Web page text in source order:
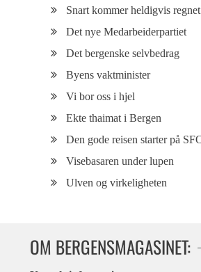
Snart kommer heldigvis regnet
Det nye Medarbeiderpartiet
Det bergenske selvbedrag
Byens vaktminister
Vi bor oss i hjel
Ekte thaimat i Bergen
Den gode reisen starter på
Visebasaren under lupen
Ulven og virkeligheten
OM BERGENSMAGASINET: